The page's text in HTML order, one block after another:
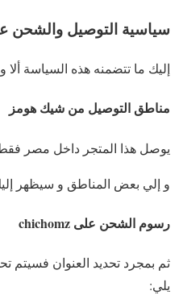
سياسية التوصيل والشحن
إليك ما تتضمنه هذه السياسة ألا
مناطق التوصيل من شيك هومز
يوصل هذا المتجر داخل مصر
و إلي بعض المناطق و سيظهر
رسوم الشحن على chichomz
ثم بمجرد تحديد العنوان
يلي: